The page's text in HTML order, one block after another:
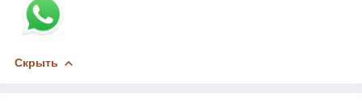
Скрыть